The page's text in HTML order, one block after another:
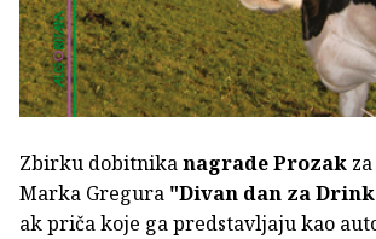
Zbirku dobitnikanagrade Prozak
Marka Gregura "Divan dan za
ak priča koje ga predstavljaju kao